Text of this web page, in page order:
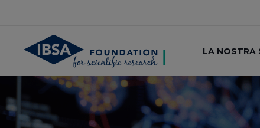
LA NOSTRA